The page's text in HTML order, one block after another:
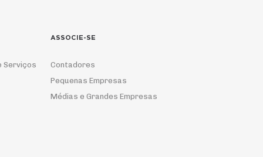
Serviços
ASSOCIE-SE
Contadores
Pequenas Empresas
Médias e Grandes Empresas